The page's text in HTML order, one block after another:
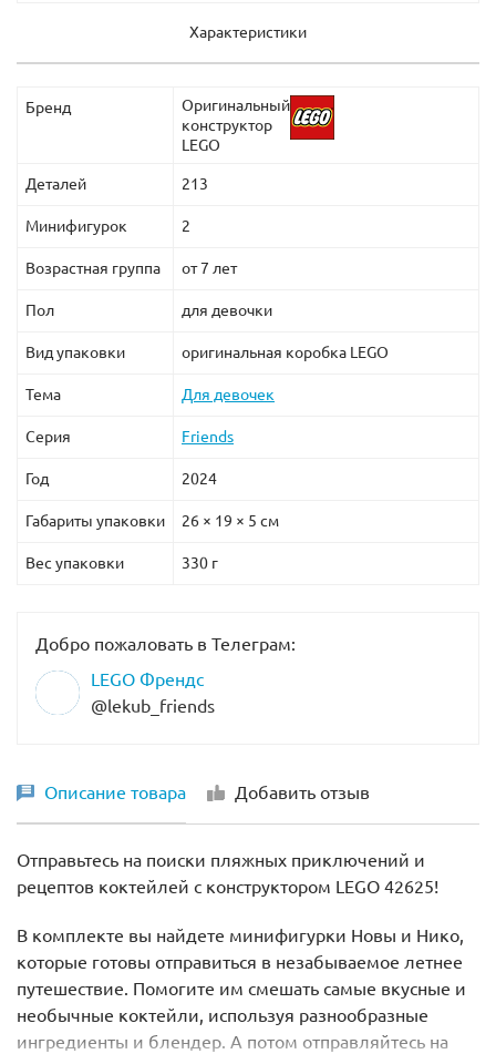
Квинн и Стив Тревор.Характеристики
Бренд
Оригинальный
конструктор
LEGO
Деталей 213
Минифигурок 2
Возрастная группа от 7 лет
Пол для девочки
Вид упаковки оригинальная коробка LEGO
Тема Для девочек
Серия Friends
Год 2024
Габариты упаковки 26 × 19 × 5 см
Вес упаковки 330 г
Добро пожаловать в Телеграм:
LEGO Френдс
@lekub_friends
Описание товара Добавить отзыв
Отправьтесь на поиски пляжных приключений и
рецептов коктейлей с конструктором LEGO 42625!
В комплекте вы найдете минифигурки Новы и Нико,
которые готовы отправиться в незабываемое летнее
путешествие. Помогите им смешать самые вкусные и
необычные коктейли, используя разнообразные
ингредиенты и блендер. А потом отправляйтесь на